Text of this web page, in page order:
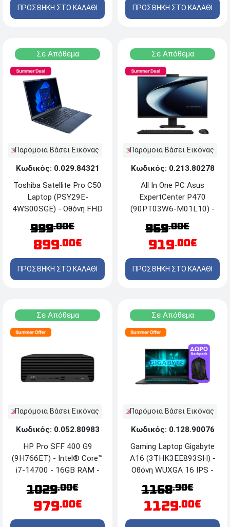
ΠΡΟΣΘΗΚΗ ΣΤΟ ΚΑΛΑΘΙ ΠΡΟΣΘΗΚΗ ΣΤΟ ΚΑΛΑΘΙ
Σε Απόθεμα
Παρόμοια Βάσει Εικόνας
Κωδικός: 0.029.84321
Toshiba Satellite Pro C50
Laptop (PSY29E-
4WS00SGE) - Οθόνη FHD
IPS 15.6'' - Intel® Core™ 7
150U - 16GB RAM -
512GB SSD M.2 NVMe® -
Windows 11 Pro
999.00€
899.00€
ΠΡΟΣΘΗΚΗ ΣΤΟ ΚΑΛΑΘΙ
Σε Απόθεμα
Παρόμοια Βάσει Εικόνας
Κωδικός: 0.213.80278
All In One PC Asus
ExpertCenter P470
(90PT03W6-M01L10) -
Οθόνη FHD 27'' - Intel®
Core™ i5-13420H - 16GB
RAM - 512GB SSD NVMe
- Windows 11 Pro - Black
969.00€
919.00€
ΠΡΟΣΘΗΚΗ ΣΤΟ ΚΑΛΑΘΙ
Σε Απόθεμα
Παρόμοια Βάσει Εικόνας
Κωδικός: 0.052.80983
HP Pro SFF 400 G9
(9H766ET) - Intel® Core™
i7-14700 - 16GB RAM -
1TB NVMe SSD -
Windows 11 Pro
1029.00€
979.00€
Σε Απόθεμα
Παρόμοια Βάσει Εικόνας
Κωδικός: 0.128.90076
Gaming Laptop Gigabyte
A16 (3THK3EE893SH) -
Οθόνη WUXGA 16 IPS -
AMD® Ryzen™ 7 260 -
16GB RAM - 512GB SSD
M.2 - RTX™ 5050 8GB -
Windows 11 Home +
1168.90€
1129.00€